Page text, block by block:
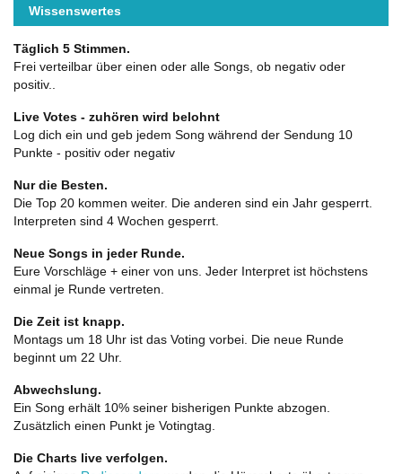
Wissenswertes
Täglich 5 Stimmen.
Frei verteilbar über einen oder alle Songs, ob negativ oder
positiv..
Live Votes - zuhören wird belohnt
Log dich ein und geb jedem Song während der Sendung 10
Punkte - positiv oder negativ
Nur die Besten.
Die Top 20 kommen weiter. Die anderen sind ein Jahr gesperrt.
Interpreten sind 4 Wochen gesperrt.
Neue Songs in jeder Runde.
Eure Vorschläge + einer von uns. Jeder Interpret ist höchstens
einmal je Runde vertreten.
Die Zeit ist knapp.
Montags um 18 Uhr ist das Voting vorbei. Die neue Runde
beginnt um 22 Uhr.
Abwechslung.
Ein Song erhält 10% seiner bisherigen Punkte abzogen.
Zusätzlich einen Punkt je Votingtag.
Die Charts live verfolgen.